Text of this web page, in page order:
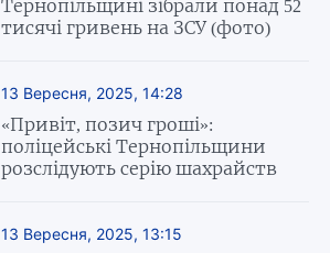
Тернопільщині зібрали понад 52
тисячі гривень на ЗСУ (фото)
13 Вересня, 2025, 14:28
«Привіт, позич гроші»:
поліцейські Тернопільщини
розслідують серію шахрайств
13 Вересня, 2025, 13:15